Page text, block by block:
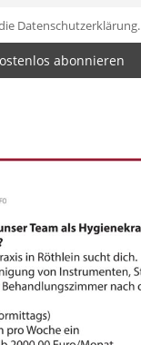
Datenschutzerklärung.